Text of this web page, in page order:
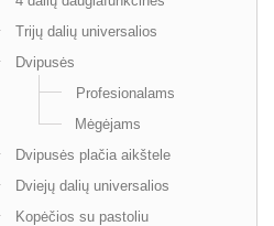
Trijų dalių universalios
Dvipusės
Profesionalams
Mėgėjams
Dvipusės plačia aikštele
Dviejų dalių universalios
Kopėčios su pastoliu